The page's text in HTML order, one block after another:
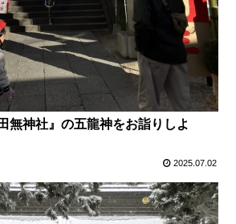
無神社』の五龍神をお詣りしよ
2025.07.02